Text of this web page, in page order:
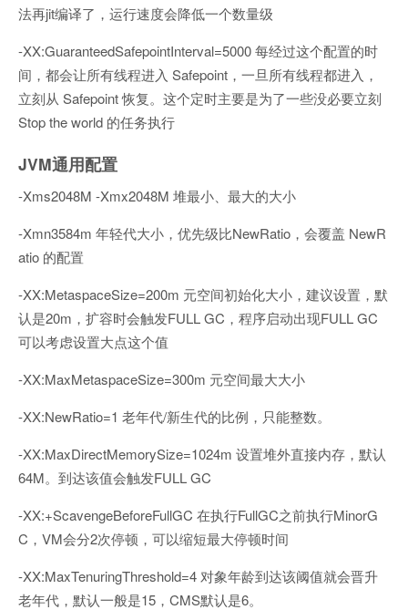
法再jit编译了，运行速度会降低一个数量级
-XX:GuaranteedSafepointInterval=5000 每经过这个配置的时
间，都会让所有线程进入 Safepoint，一旦所有线程都进入，
立刻从 Safepoint 恢复。这个定时主要是为了一些没必要立刻
Stop the world 的任务执行
JVM通用配置
-Xms2048M -Xmx2048M 堆最小、最大的大小
-Xmn3584m 年轻代大小，优先级比NewRatio，会覆盖 NewR
atio 的配置
-XX:MetaspaceSize=200m 元空间初始化大小，建议设置，默
认是20m，扩容时会触发FULL GC，程序启动出现FULL GC
可以考虑设置大点这个值
-XX:MaxMetaspaceSize=300m 元空间最大大小
-XX:NewRatio=1 老年代/新生代的比例，只能整数。
-XX:MaxDirectMemorySize=1024m 设置堆外直接内存，默认
64M。到达该值会触发FULL GC
-XX:+ScavengeBeforeFullGC 在执行FullGC之前执行MinorG
C，VM会分2次停顿，可以缩短最大停顿时间
-XX:MaxTenuringThreshold=4 对象年龄到达该阈值就会晋升
老年代，默认一般是15，CMS默认是6。